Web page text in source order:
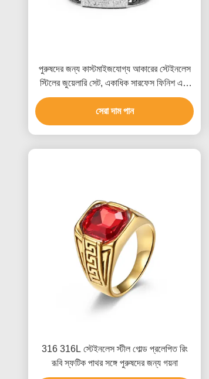
পুরুষদের জন্য কাস্টমাইজযোগ্য আকারের স্টেইনলেস
স্টিলের জুয়েলারি সেট, একাধিক সারফেস ফিনিশ এবং
বিভিন্ন ধাতব বিকল্প সহ
সেরা দাম পান
316 316L স্টেইনলেস স্টীল গোল্ড প্রলেপিত রিং
রূবি স্ফটিক পাথর সঙ্গে পুরুষদের জন্য গয়না